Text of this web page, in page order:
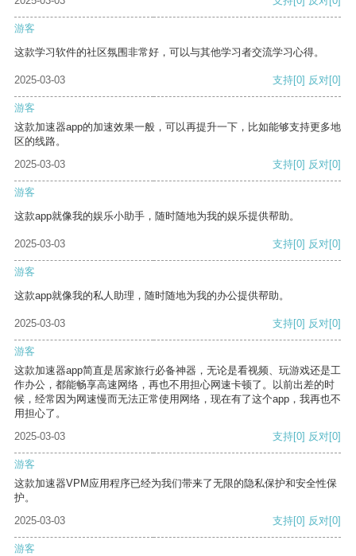
游客
这款学习软件的社区氛围非常好，可以与其他学习者交流学习心得。
2025-03-03 支持[0] 反对[0]
游客
这款加速器app的加速效果一般，可以再提升一下，比如能够支持更多地
区的线路。
2025-03-03
支持[0] 反对[0]
游客
这款app就像我的娱乐小助手，随时随地为我的娱乐提供帮助。
2025-03-03 支持[0] 反对[0]
游客
这款app就像我的私人助理，随时随地为我的办公提供帮助。
2025-03-03 支持[0] 反对[0]
游客
这款加速器app简直是居家旅行必备神器，无论是看视频、玩游戏还是工
作办公，都能畅享高速网络，再也不用担心网速卡顿了。以前出差的时
候，经常因为网速慢而无法正常使用网络，现在有了这个app，我再也不
用担心了。
2025-03-03
支持[0] 反对[0]
游客
这款加速器VPM应用程序已经为我们带来了无限的隐私保护和安全性保
护。
2025-03-03
支持[0] 反对[0]
游客